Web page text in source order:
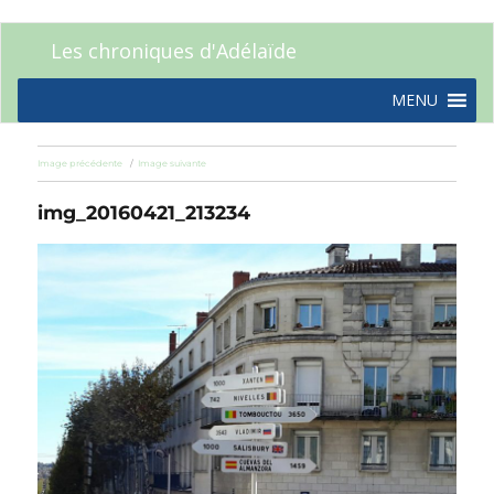
Les chroniques d'Adélaïde
MENU
Image précédente Image suivante
img_20160421_213234